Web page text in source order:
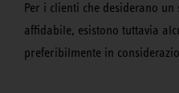
Per i clienti che desiderano
affidabile, esistono tuttavia
preferibilmente in